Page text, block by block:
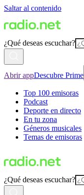
Saltar al contenido
¿Qué deseas escuchar?
Abrir appDescubre Prime
Top 100 emisoras
Podcast
Deporte en directo
En tu zona
Géneros musicales
Temas de emisoras
¿Qué deseas escuchar?